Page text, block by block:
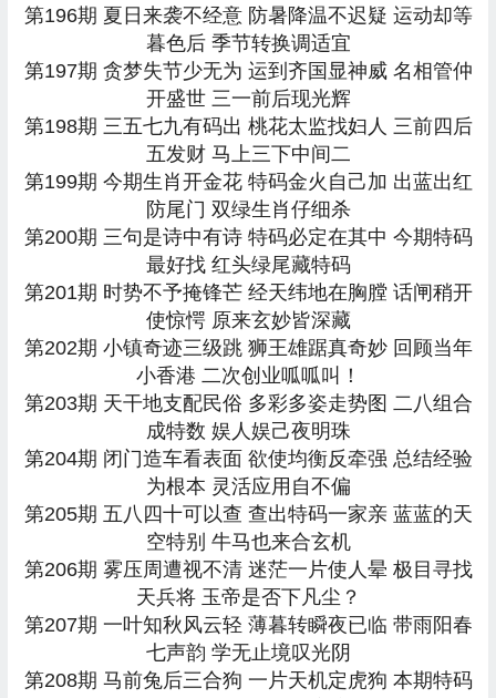
第196期 夏日来袭不经意 防暑降温不迟疑 运动却等
暮色后 季节转换调适宜
第197期 贪梦失节少无为 运到齐国显神威 名相管仲
开盛世 三一前后现光辉
第198期 三五七九有码出 桃花太监找妇人 三前四后
五发财 马上三下中间二
第199期 今期生肖开金花 特码金火自己加 出蓝出红
防尾门 双绿生肖仔细杀
第200期 三句是诗中有诗 特码必定在其中 今期特码
最好找 红头绿尾藏特码
第201期 时势不予掩锋芒 经天纬地在胸膛 话闸稍开
使惊愕 原来玄妙皆深藏
第202期 小镇奇迹三级跳 狮王雄踞真奇妙 回顾当年
小香港 二次创业呱呱叫！
第203期 天干地支配民俗 多彩多姿走势图 二八组合
成特数 娱人娱己夜明珠
第204期 闭门造车看表面 欲使均衡反牵强 总结经验
为根本 灵活应用自不偏
第205期 五八四十可以查 查出特码一家亲 蓝蓝的天
空特别 牛马也来合玄机
第206期 雾压周遭视不清 迷茫一片使人晕 极目寻找
天兵将 玉帝是否下凡尘？
第207期 一叶知秋风云轻 薄暮转瞬夜已临 带雨阳春
七声韵 学无止境叹光阴
第208期 马前兔后三合狗 一片天机定虎狗 本期特码